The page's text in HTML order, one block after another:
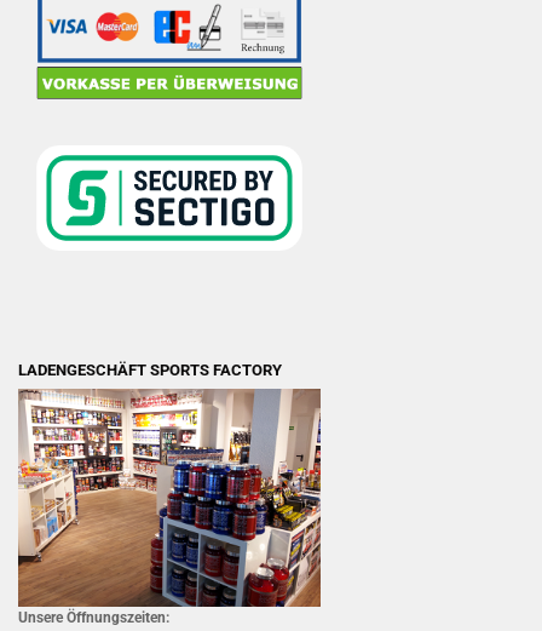
LADENGESCHÄFT SPORTS FACTORY
Unsere Öffnungszeiten: